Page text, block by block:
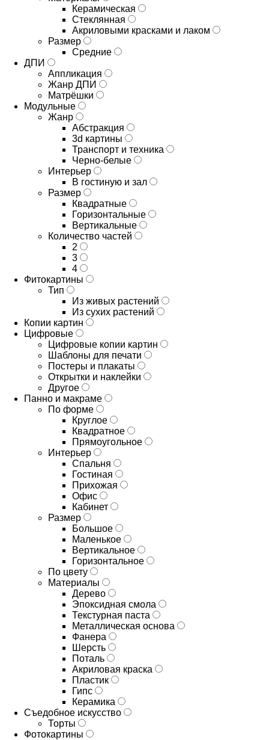
Керамическая
Стеклянная
Акриловыми красками и лаком
Размер
Средние
ДПИ
Аппликация
Жанр ДПИ
Матрёшки
Модульные
Жанр
Абстракция
3d картины
Транспорт и техника
Черно-белые
Интерьер
В гостиную и зал
Размер
Квадратные
Горизонтальные
Вертикальные
Количество частей
2
3
4
Фитокартины
Тип
Из живых растений
Из сухих растений
Копии картин
Цифровые
Цифровые копии картин
Шаблоны для печати
Постеры и плакаты
Открытки и наклейки
Другое
Панно и макраме
По форме
Круглое
Квадратное
Прямоугольное
Интерьер
Спальня
Гостиная
Прихожая
Офис
Кабинет
Размер
Большое
Маленькое
Вертикальное
Горизонтальное
По цвету
Материалы
Дерево
Эпоксидная смола
Текстурная паста
Металлическая основа
Фанера
Шерсть
Поталь
Акриловая краска
Пластик
Гипс
Керамика
Съедобное искусство
Торты
Фотокартины